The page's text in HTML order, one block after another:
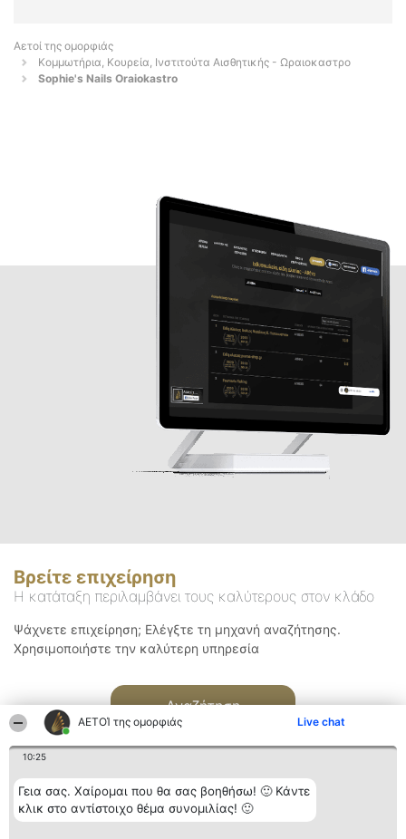
ΑΕΤΟΊ της ομορφιάς Live chat
10:25
Γεια σας. Χαίρομαι που θα σας βοηθήσω! 🙂 Κάντε
κλικ στο αντίστοιχο θέμα συνομιλίας! 🙂
Αετοί της ομορφιάς
Κομμωτήρια, Κουρεία, Ινστιτούτα Αισθητικής - Ωραιοκαστρο
Sophie's Nails Oraiokastro
Βρείτε επιχείρηση
Η κατάταξη περιλαμβάνει τους καλύτερους στον κλάδο
Ψάχνετε επιχείρηση; Ελέγξτε τη μηχανή αναζήτησης.
Χρησιμοποιήστε την καλύτερη υπηρεσία
Αναζήτηση